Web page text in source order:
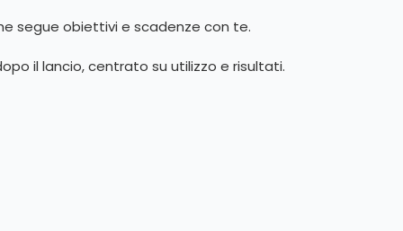
segue obiettivi e scadenze con te.
il lancio, centrato su utilizzo e risultati.